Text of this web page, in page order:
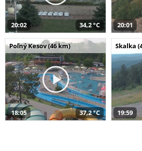
20:02 34,2 °C 20:01
Poľný Kesov (46 km)
18:05 37,2 °C
Skalka
19:59